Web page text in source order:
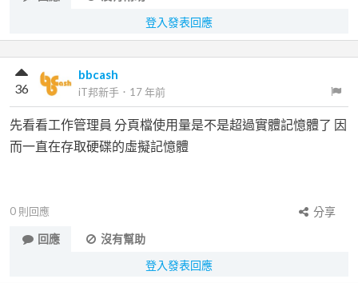
登入發表回應
bbcash
iT邦新手 ． 17 年前
36
先看看工作管理員 分頁檔使用量是不是超過實體記憶體了 因
而一直在存取硬碟的虛擬記憶體
0 則回應
分享
回應
沒有幫助
登入發表回應